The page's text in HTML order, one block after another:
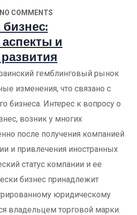
NO COMMENTS
и
гемблинговый рынок
изменения, что связано с
бизнеса. Интерес к вопросу о
возник у многих
после получения компанией
и привлечения иностранных
статус компании и ее
бизнес принадлежит
юридическому
владельцем торговой марки.